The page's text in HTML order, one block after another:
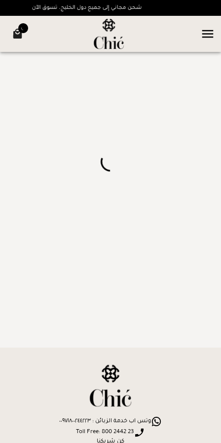
شحن مجاني إلى جميع دول الخليج، تسوق الآن
وتس اب خدمة الزبائن : ٠٠٩٧١٨٠٠٢٤٤٢٢٣
Toll Free: 800 2442 23